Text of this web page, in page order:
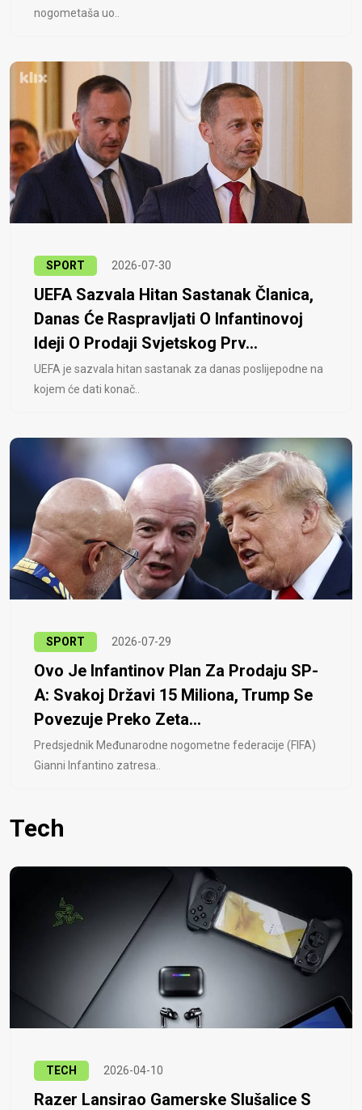
nogometaša uo..
SPORT 2026-07-30
UEFA Sazvala Hitan Sastanak Članica,
Danas Će Raspravljati O Infantinovoj
Ideji O Prodaji Svjetskog Prv...
UEFA je sazvala hitan sastanak za danas poslijepodne na
kojem će dati konač..
SPORT 2026-07-29
Ovo Je Infantinov Plan Za Prodaju SP-
A: Svakoj Državi 15 Miliona, Trump Se
Povezuje Preko Zeta...
Predsjednik Međunarodne nogometne federacije (FIFA)
Gianni Infantino zatresa..
Tech
TECH 2026-04-10
Razer Lansirao Gamerske Slušalice S